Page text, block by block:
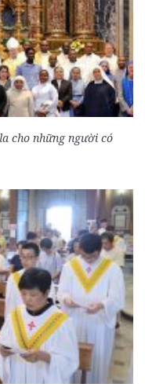
cho những người có